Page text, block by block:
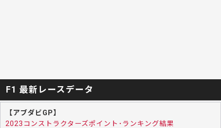
F1 最新レースデータ
【アブダビGP】
2023コンストラクターズポイント･ランキング結果